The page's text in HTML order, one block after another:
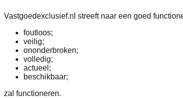
Vastgoedexclusief.nl streeft naar een goed
foutloos;
veilig;
ononderbroken;
volledig;
actueel;
beschikbaar;
zal functioneren.